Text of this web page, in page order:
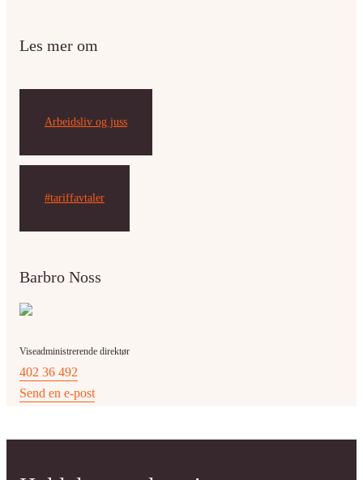
Les mer om
Arbeidsliv og juss
#tariffavtaler
Barbro Noss
Viseadministrerende direktør
402 36 492
Send en e-post